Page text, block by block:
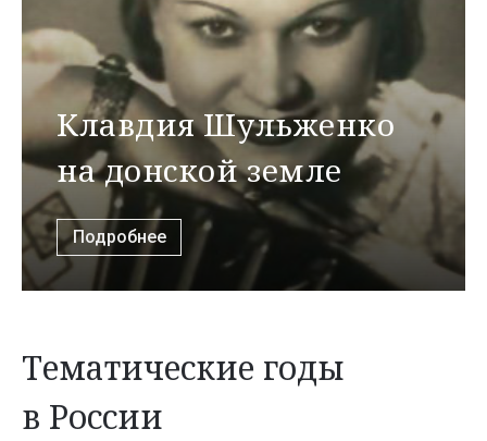
Клавдия Шульженко
на донской земле
Подробнее
Тематические годы
в России